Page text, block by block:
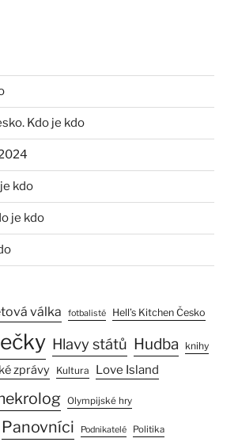
Kdo je kdo
kdo
je kdo
válka fotbalisté Hell’s Kitchen Česko
Hlavy států Hudba knihy
zprávy Kultura Love Island
Olympijské hry
Panovníci Podnikatelé Politika